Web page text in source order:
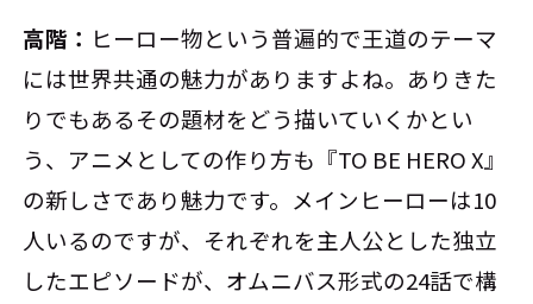
高階： ヒーロー物という普遍的で王道のテーマ
には世界共通の魅力がありますよね。ありきた
りでもあるその題材をどう描いていくかとい
う、アニメとしての作り方も『TO BE HERO X』
の新しさであり魅力です。メインヒーローは10
人いるのですが、それぞれを主人公とした独立
したエピソードが、オムニバス形式の24話で構